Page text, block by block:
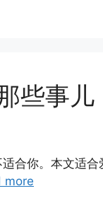
些事儿
合你。本文适
more